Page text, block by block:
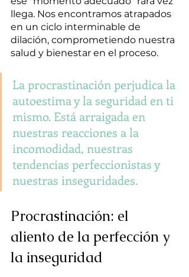
llega. Nos encontramos atrapados
en un ciclo interminable de
dilación, comprometiendo nuestra
salud y bienestar en el proceso.
La procrastinación perjudica la
autoestima y la seguridad en ti
mismo. Está arraigada en
nuestras reacciones a la
incomodidad, nuestras
tendencias perfeccionistas y
nuestras inseguridades.
Procrastinación: el
aliento de la perfección y
la inseguridad